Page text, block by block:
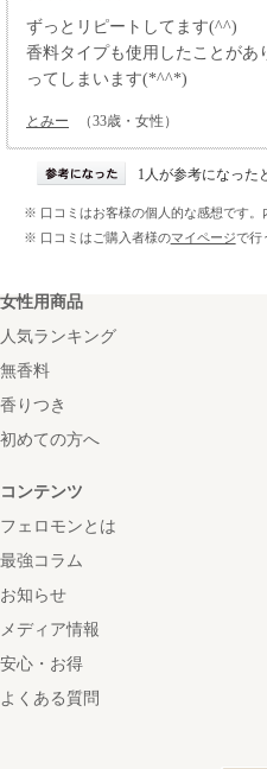
ずっとリピートしてます(^^)
香料タイプも使用したことがあ
ってしまいます(*^^*)
とみー （33歳・女性）
1人が参考になった
※ 口コミはお客様の個人的な感想です。
※ 口コミはご購入者様のマイページで行
女性用商品
人気ランキング
無香料
香りつき
初めての方へ
コンテンツ
フェロモンとは
最強コラム
お知らせ
メディア情報
安心・お得
よくある質問